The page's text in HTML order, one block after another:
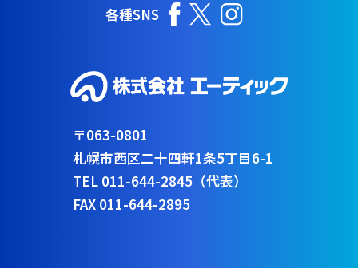
各種SNS
〒063-0801
札幌市西区二十四軒1条5丁目6-1
TEL 011-644-2845（代表）
FAX 011-644-2895